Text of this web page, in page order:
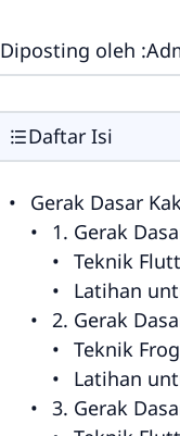
Diposting oleh :
Daftar Isi
Gerak Dasar
1. Gerak
Teknik
Latihan
2. Gerak
Teknik
Latihan
3. Gerak